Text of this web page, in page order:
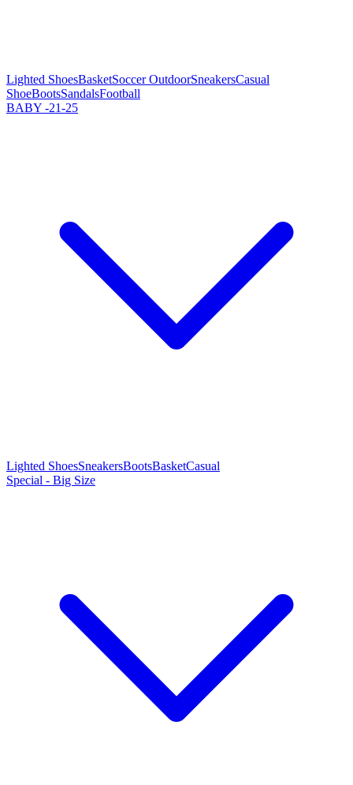
Lighted ShoesBasketSoccer OutdoorSneakersCasual
ShoeBootsSandalsFootball
BABY -21-25
Lighted ShoesSneakersBootsBasketCasual
Special - Big Size